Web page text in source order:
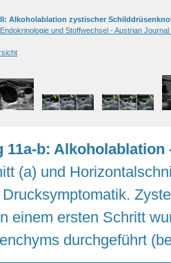
Alkoholablation zystischer
und Stoffwechsel - Austrian
11a-b: Alkoholablation
(a) und
einem ersten Schritt
durchgeführt